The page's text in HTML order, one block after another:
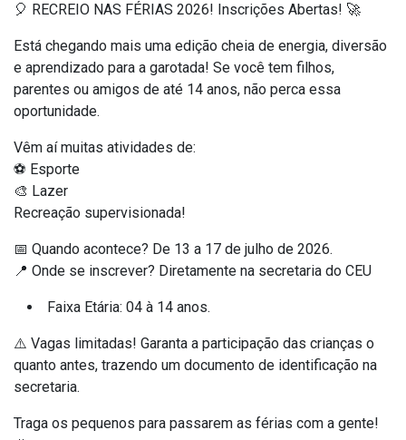
🎈 RECREIO NAS FÉRIAS 2026! Inscrições Abertas! 🚀
Está chegando mais uma edição cheia de energia, diversão
e aprendizado para a garotada! Se você tem filhos,
parentes ou amigos de até 14 anos, não perca essa
oportunidade.
Vêm aí muitas atividades de:
⚽ Esporte
🎨 Lazer
Recreação supervisionada!
📅 Quando acontece? De 13 a 17 de julho de 2026.
📍 Onde se inscrever? Diretamente na secretaria do CEU
Faixa Etária: 04 à 14 anos.
⚠️ Vagas limitadas! Garanta a participação das crianças o
quanto antes, trazendo um documento de identificação na
secretaria.
Traga os pequenos para passarem as férias com a gente!